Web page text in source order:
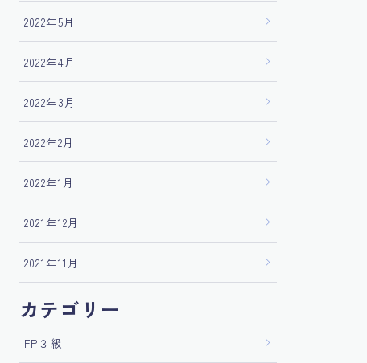
2022年5月
2022年4月
2022年3月
2022年2月
2022年1月
2021年12月
2021年11月
カテゴリー
FP３級